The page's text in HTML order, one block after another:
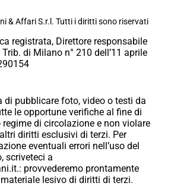
& Affari S.r.l. Tutti i diritti sono riservati
registrata, Direttore responsabile
di Milano n° 210 dell’11 aprile
pubblicare foto, video o testi da
le opportune verifiche al fine di
di circolazione e non violare
diritti esclusivi di terzi. Per
eventuali errori nell’uso del
scriveteci a
provvederemo prontamente
lesivo di diritti di terzi.